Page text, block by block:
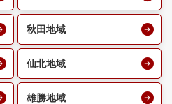
秋田地域
仙北地域
雄勝地域